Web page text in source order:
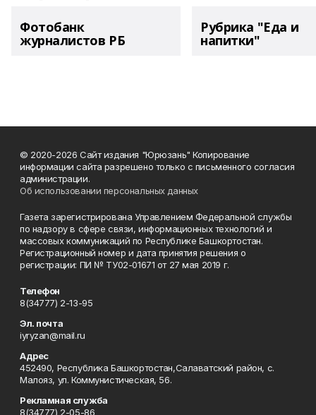
Фотобанк
журналистов РБ
Рубрика "Еда и
напитки"
© 2020-2026 Сайт издания "Юрюзань" Копирование
информации сайта разрешено только с письменного согласия
администрации.
Об использовании персональных данных
Газета зарегистрирована Управлением Федеральной службы
по надзору в сфере связи, информационных технологий и
массовых коммуникаций по Республике Башкортостан.
Регистрационный номер и дата принятия решения о
регистрации: ПИ № ТУ02-01671 от 27 мая 2019 г.
Телефон
8(34777) 2-13-95
Эл. почта
iyryzan@mail.ru
Адрес
452490, Республика Башкортостан,Салаватский район, с.
Малояз, ул. Коммунистическая, 56.
Рекламная служба
8(34777) 2-05-86